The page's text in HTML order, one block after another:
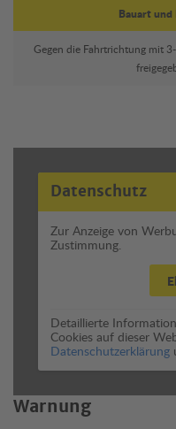
Bauart und
Gegen die Fahrtrichtung mit
Datenschutz
Zur Anzeige von
Zustimmung.
Detaillierte
Cookies auf dieser
Datenschutzerklärung
Warnung